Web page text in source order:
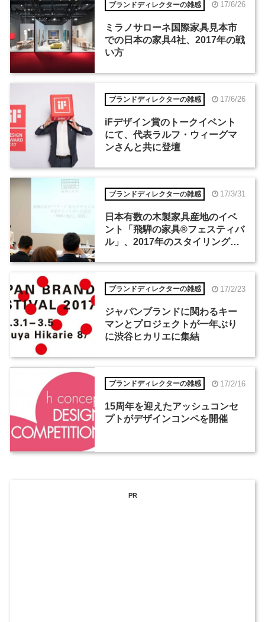
ブランドディレクターの雑感 17/6/26
ミラノサローネ国際家具見本市
での日本の家具4社、2017年の戦
い方
ブランドディレクターの雑感 17/6/26
iFデザイン賞のトークイベント
にて、代表ラルフ・ウィーグマ
ンさんと共に登壇
ブランドディレクターの雑感 17/3/31
日本有数の木製家具産地のイベ
ント「飛騨の家具®フェスティバ
ル」、2017年のスタイリングテ
ブランドディレクターの雑感 17/2/23
ジャパンブランドに関わるキー
マンとプロジェクトが一年ぶり
に渋谷ヒカリエに集結
ブランドディレクターの雑感 17/2/16
15周年を迎えたアッシュコンセ
プトがデザインコンペを開催
PR